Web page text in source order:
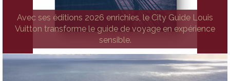
Avec ses éditions 2026 enrichies, le City Guide Louis
Vuitton transforme le guide de voyage en expérience
sensible.